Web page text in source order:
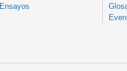
Ensayos